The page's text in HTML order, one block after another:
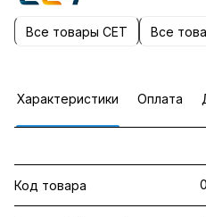
Все товары CET Все
Характеристики Оплата
Код товара